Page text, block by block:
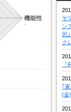
機能性
-
ヤ
ン
択
ク
｢
(金